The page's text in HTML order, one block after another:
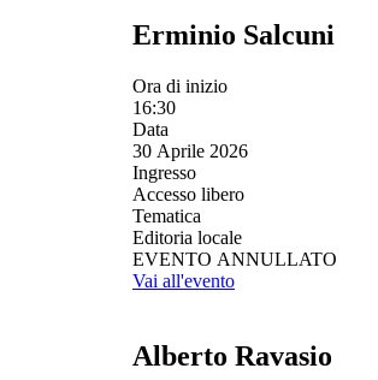
Erminio Salcuni
Ora di inizio
16:30
Data
30 Aprile 2026
Ingresso
Accesso libero
Tematica
Editoria locale
EVENTO ANNULLATO
Vai all'evento
Alberto Ravasio